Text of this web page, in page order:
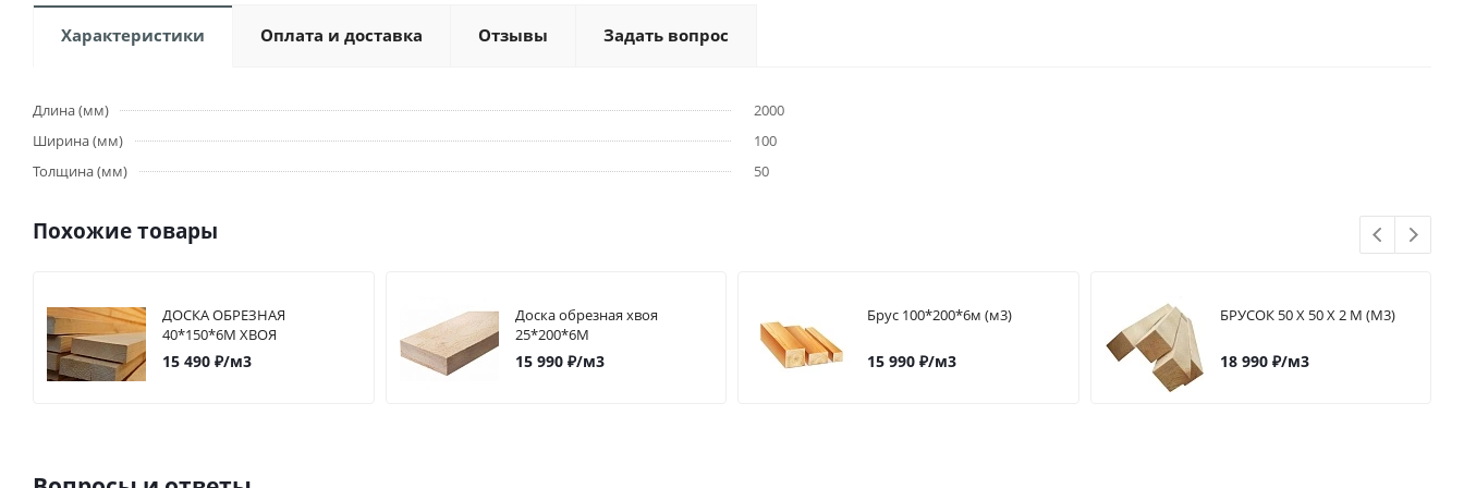
Характеристики Оплата и доставка Отзывы Задать вопрос
Длина (мм)
2000
Ширина (мм)
100
Толщина (мм)
50
Похожие товары
ДОСКА ОБРЕЗНАЯ
40*150*6М ХВОЯ
15 490 ₽/м3
Доска обрезная хвоя
25*200*6М
15 990₽/м3
Брус 100*200*6м (м3)
15 990 ₽/м3
БРУСОК 50 Х 50 Х 2 М (М3)
18 990₽/м3